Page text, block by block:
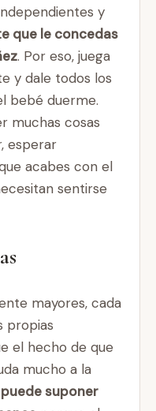
y
que le concedas
. Por eso, juega
y dale todos los
bebé duerme.
muchas cosas
esperar
acabes con el
sentirse
mayores, cada
propias
el hecho de que
mucho a la
suponer